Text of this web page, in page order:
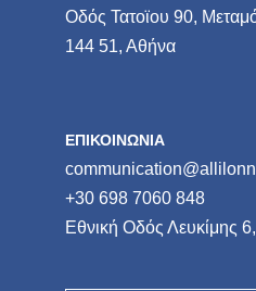
Οδός Τατοϊου 90,
144 51, Αθήνα
ΕΠΙΚΟΙΝΩΝΙΑ
+30 698 7060 848
Εθνική Οδός Λευκίμης